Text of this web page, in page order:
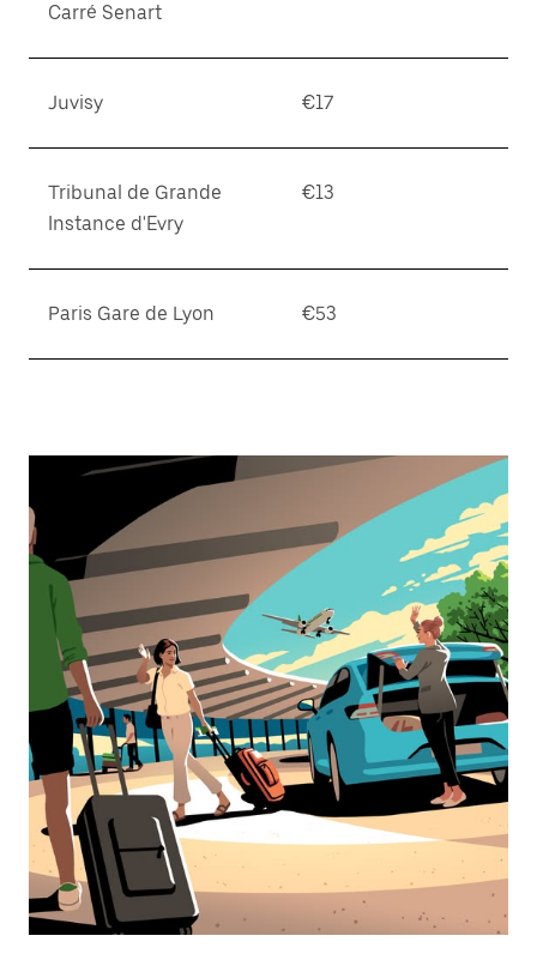
Carré Senart
Juvisy €17
Tribunal de Grande
Instance d'Evry
€13
Paris Gare de Lyon €53